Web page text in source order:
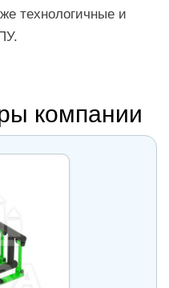
технологичные и
компании